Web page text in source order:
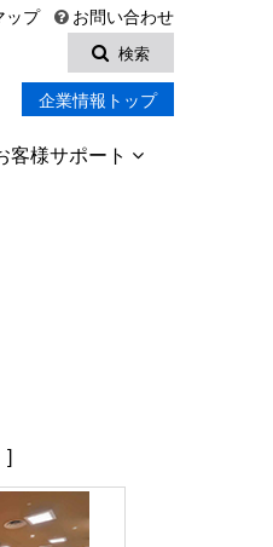
ップ
お問い合わせ
検索
企業情報トップ
客様サポート
]